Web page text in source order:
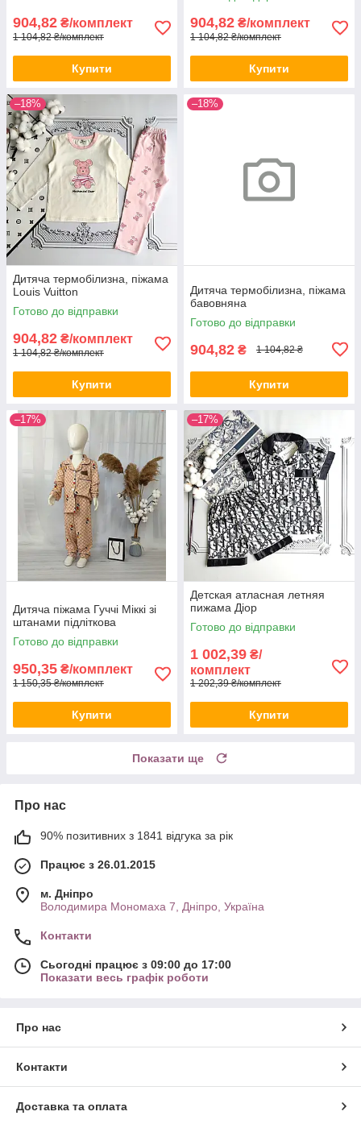
904,82 ₴/комплект
1 104,82 ₴/комплект
Купити
904,82 ₴/комплект
1 104,82 ₴/комплект
Купити
–18%
Дитяча термобілизна, піжама
Louis Vuitton
Готово до відправки
904,82 ₴/комплект
1 104,82 ₴/комплект
Купити
–18%
Дитяча термобілизна, піжама
бавовняна
Готово до відправки
904,82 ₴ 1 104,82 ₴
Купити
–17%
Дитяча піжама Гуччі Міккі зі
штанами підліткова
Готово до відправки
950,35 ₴/комплект
1 150,35 ₴/комплект
Купити
–17%
Детская атласная летняя
пижама Діор
Готово до відправки
1 002,39 ₴/
комплект
1 202,39 ₴/комплект
Купити
Показати ще
Про нас
90% позитивних з 1841 відгука за рік
Працює з 26.01.2015
м. Дніпро
Володимира Мономаха 7, Дніпро, Україна
Контакти
Сьогодні працює з 09:00 до 17:00
Показати весь графік роботи
Про нас
Контакти
Доставка та оплата